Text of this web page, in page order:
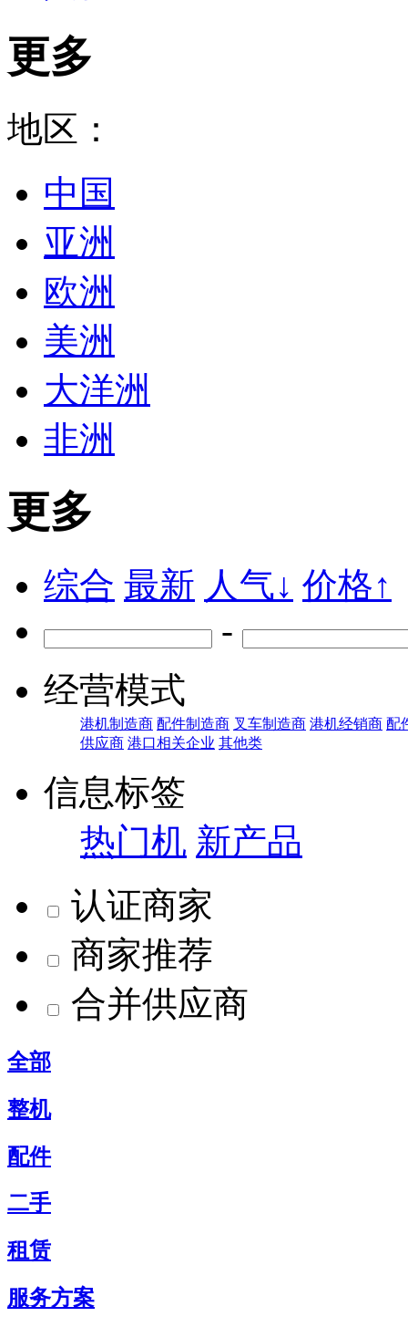
更多
地区：
中国
亚洲
欧洲
美洲
大洋洲
非洲
更多
综合 最新 人气↓ 价格↑
-
经营模式
港机制造商 配件制造商 叉车制造商 港机经销商 配
供应商 港口相关企业 其他类
信息标签
热门机 新产品
认证商家
商家推荐
合并供应商
全部
整机
配件
二手
租赁
服务方案